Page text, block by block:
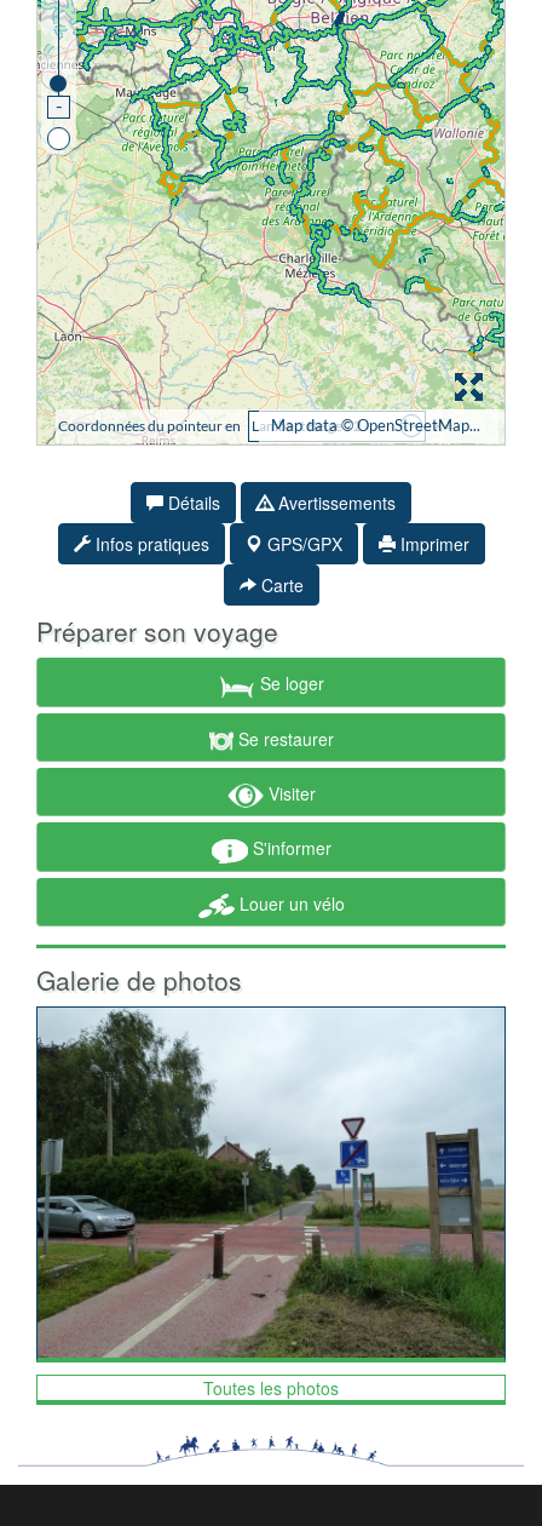
Détails
Avertissements
Infos pratiques
GPS/GPX
Imprimer
Carte
Préparer son voyage
Se loger
Se restaurer
Visiter
S'informer
Louer un vélo
Galerie de photos
Toutes les photos